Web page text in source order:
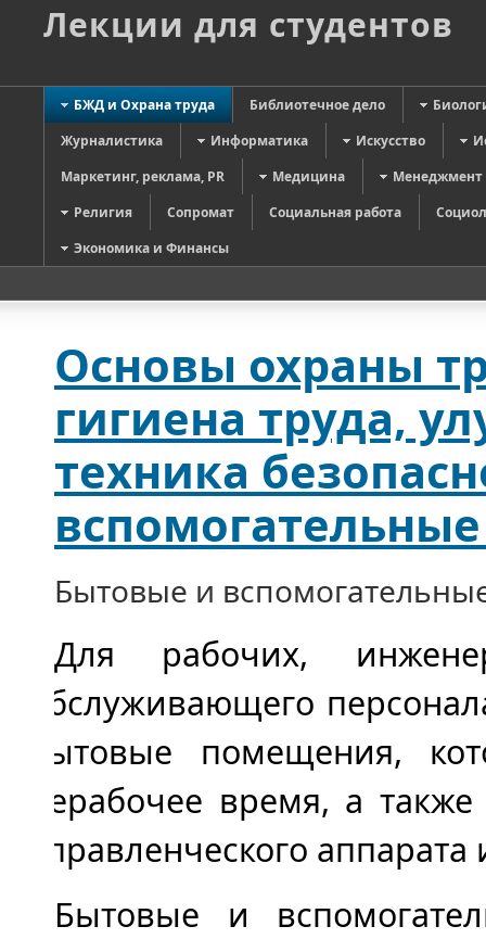
Лекции для студентов
БЖД и Охрана труда Библиотечное дело
Журналистика
Информатика Искусство
Маркетинг, реклама, PR
Медицина
Менеджмент
Религия
Сопромат Социальная работа
Экономика и Финансы
Основы охраны
гигиена труда,
техника
Бытовые и
Для рабочих,
обслуживающего
бытовые помещения,
нерабочее время, а
управленческого
Бытовые и